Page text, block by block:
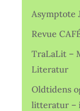
Asymptote
Revue
TraLaLit –
Literatur
Oldtidens
litteratur –